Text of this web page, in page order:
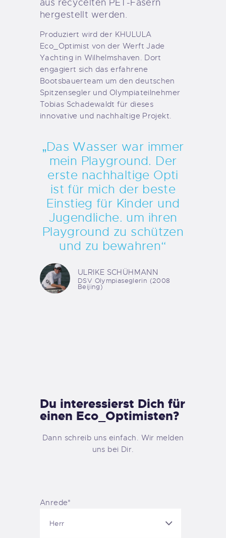
aus recycelten PET-Fasern
hergestellt werden.
Produziert wird der KHULULA
Eco_Optimist von der Werft Jade
Yachting in Wilhelmshaven. Dort
engagiert sich das erfahrene
Bootsbauerteam um den deutschen
Spitzensegler und Olympiateilnehmer
Tobias Schadewaldt für dieses
innovative und nachhaltige Projekt.
„Das Wasser war immer
mein Playground. Der
erste nachhaltige Opti
ist für mich der beste
Einstieg für Kinder und
Jugendliche. um ihren
Playground zu schützen
und zu bewahren“
ULRIKE SCHÜHMANN
DSV Olympiaseglerin (2008
Beijing)
Du interessierst Dich für
einen Eco_Optimisten?
Dann schreib uns einfach. Wir melden
uns bei Dir.
Anrede*